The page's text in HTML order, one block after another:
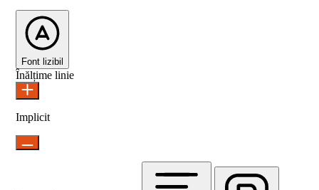
Font lizibil
Înălțime linie
Implicit